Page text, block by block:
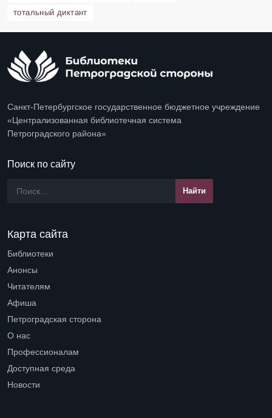
тотальный диктант
Санкт-Петербургское государственное бюджетное учреждение
«Централизованная библиотечная система
Петроградского района»
Поиск по сайту
Карта сайта
Библиотеки
Анонсы
Читателям
Афиша
Петроградская сторона
О нас
Профессионалам
Доступная среда
Новости